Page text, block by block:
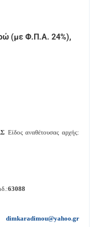
(με Φ.Π.Α. 24%),
Είδος αναθέτουσας αρχής:
63088
dimkaradimou@yahoo.gr